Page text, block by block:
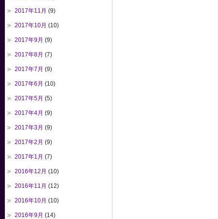
2017年11月 (9)
2017年10月 (10)
2017年9月 (9)
2017年8月 (7)
2017年7月 (9)
2017年6月 (10)
2017年5月 (5)
2017年4月 (9)
2017年3月 (9)
2017年2月 (9)
2017年1月 (7)
2016年12月 (10)
2016年11月 (12)
2016年10月 (10)
2016年9月 (14)